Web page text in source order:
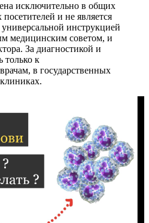
исключительно в общих
и не является
инструкцией
медицинским советом, и
За диагностикой и
только к
в государственных